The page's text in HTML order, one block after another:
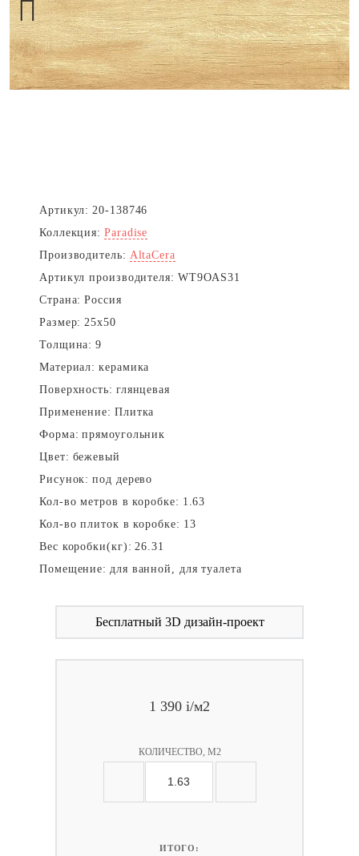
Next
Артикул: 20-138746
Коллекция: Paradise
Производитель: AltaCera
Артикул производителя: WT9OAS31
Страна: Россия
Размер: 25x50
Толщина: 9
Материал: керамика
Поверхность: глянцевая
Применение: Плитка
Форма: прямоугольник
Цвет: бежевый
Рисунок: под дерево
Кол-во метров в коробке: 1.63
Кол-во плиток в коробке: 13
Вес коробки(кг): 26.31
Помещение: для ванной, для туалета
Бесплатный 3D дизайн-проект
1 390 i/м2
КОЛИЧЕСТВО, М2
ИТОГО: